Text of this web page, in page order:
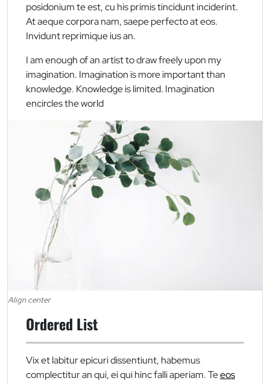
posidonium te est, cu his primis tincidunt inciderint.
At aeque corpora nam, saepe perfecto at eos.
Invidunt reprimique ius an.
I am enough of an artist to draw freely upon my
imagination. Imagination is more important than
knowledge. Knowledge is limited. Imagination
encircles the world
Align center
Ordered List
Vix et labitur epicuri dissentiunt, habemus
complectitur an qui, ei qui hinc falli aperiam. Teeos